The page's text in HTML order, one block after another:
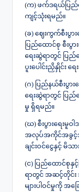
(က) ဖက်ဒရယ်ပြည်
ကျင့်သုံးရမည်။
(ခ) ဈေးကွက်စီးပွာ
ပြည်ထောင်စု စီးပွား
ရေးဆွဲရာတွင် ပြည်
ပူးပေါင်းညှိနှိုင်း ရ
(ဂ) ပြည်နယ်စီးပွာ
ရေးဆွဲရာတွင် ပြည်
မှု ရှိရမည်။
(ဃ) စီးပွားရေးမူ
အလုပ်အကိုင်အခွင့်အလ
ချင်းဝင်ငွေနှင့် မိ
(င) ပြည်ထောင်စုနှင့်
ရာတွင် အဆင့်တိုင်း အ
များပါဝင်မှုကို အခ